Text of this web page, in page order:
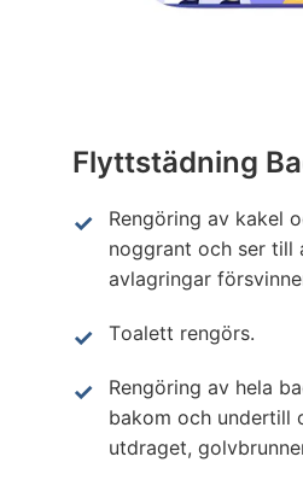
Flyttstädning
Rengöring av kakel
noggrant och ser till
avlagringar
Toalett rengörs.
Rengöring av hela
bakom och undertill
utdraget,